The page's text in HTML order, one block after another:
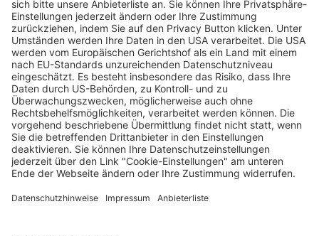
Kritik an neuen Tempo 30-Zonen in
Freiburg: helfen diese, den Lärm zu
reduzieren?
Saskia Schuh 16.04.2025